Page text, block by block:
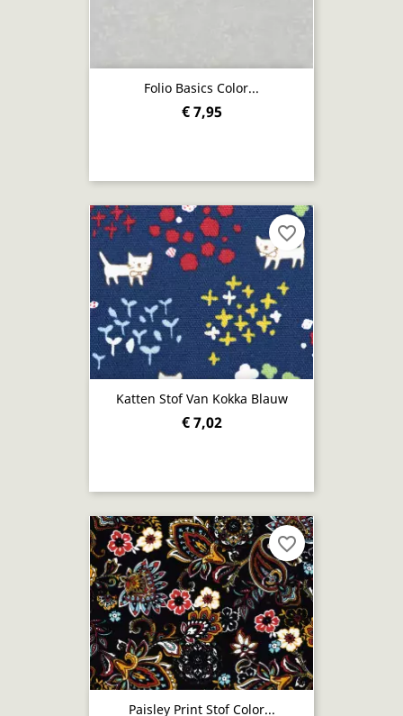
Folio Basics Color...
€ 7,95
Katten Stof Van Kokka Blauw
€ 7,02
favorite_border
Paisley Print Stof Color...
favorite_border